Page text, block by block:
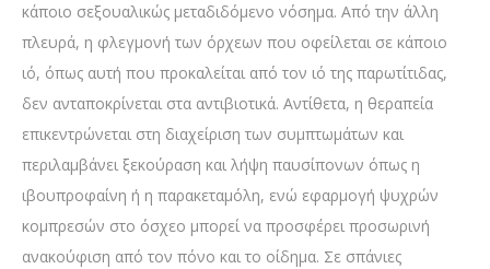
κάποιο σεξουαλικώς μεταδιδόμενο νόσημα. Από την άλλη
πλευρά, η φλεγμονή των όρχεων που οφείλεται σε κάποιο
ιό, όπως αυτή που προκαλείται από τον ιό της παρωτίτιδας,
δεν ανταποκρίνεται στα αντιβιοτικά. Αντίθετα, η θεραπεία
επικεντρώνεται στη διαχείριση των συμπτωμάτων και
περιλαμβάνει ξεκούραση και λήψη παυσίπονων όπως η
ιβουπροφαίνη ή η παρακεταμόλη, ενώ εφαρμογή ψυχρών
κομπρεσών στο όσχεο μπορεί να προσφέρει προσωρινή
ανακούφιση από τον πόνο και το οίδημα. Σε σπάνιες